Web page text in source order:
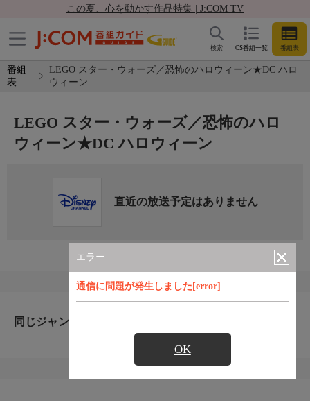
この夏、心を動かす作品特集 | J:COM TV
CS番組一覧 番組表
検索
番組
表
LEGO スター・ウォーズ／恐怖のハロウィーン★DC ハロ
ウィーン
エラー
通信に問題が発生しました[error]
OK
LEGO スター・ウォーズ／恐怖のハロ
ウィーン★DC ハロウィーン
直近の放送予定はありません
同じジャンルのおすすめ番組